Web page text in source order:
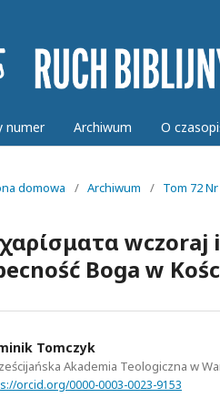
numer Archiwum O
domowa / Archiwum / Tom 72
χαρίσματα
Boga w
Tomczyk
Akademia Teologiczna w
orcid.org/0000-0003-0023-9153